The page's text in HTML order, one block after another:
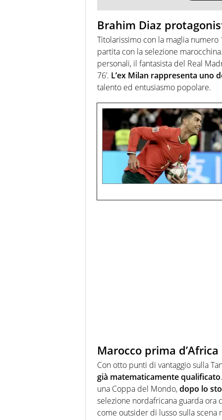
Brahim Diaz
Titolarissimo con la maglia
partita con la selezione
personali, il fantasista del Real
76’. L’ex Milan rappresenta uno
talento ed entusiasmo popolare.
Marocco prima
Con otto punti di vantaggio sulla
già matematicamente qualificato
una Coppa del Mondo,dopo lo
selezione nordafricana guarda
come outsider di lusso sulla scena